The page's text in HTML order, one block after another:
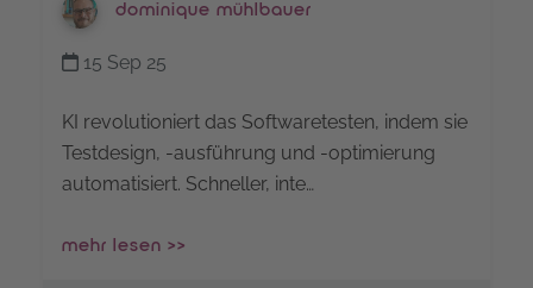
dominique mühlbauer
15 Sep 25
KI revolutioniert das Softwaretesten, indem sie
Testdesign, -ausführung und -optimierung
automatisiert. Schneller, inte…
mehr lesen >>